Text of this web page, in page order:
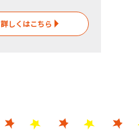
詳しくはこちら